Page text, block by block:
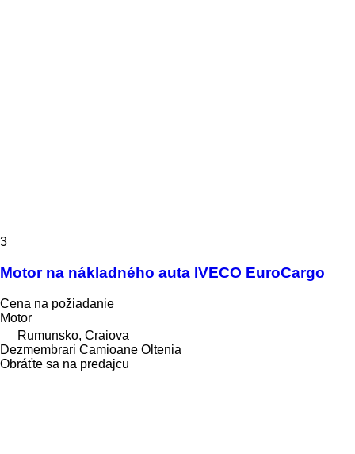
3
Motor na nákladného auta IVECO EuroCargo
Cena na požiadanie
Motor
Rumunsko, Craiova
Dezmembrari Camioane Oltenia
Obráťte sa na predajcu